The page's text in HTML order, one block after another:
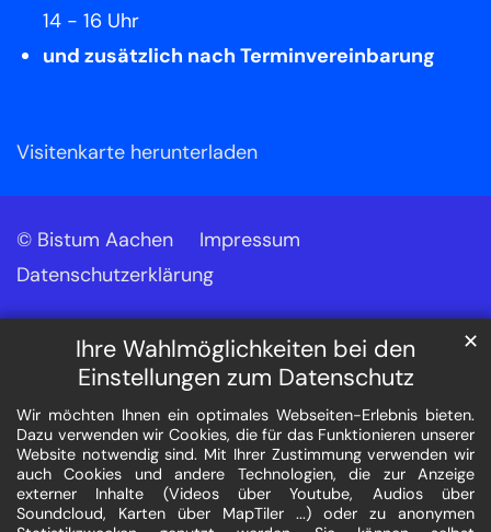
Ihre Wahlmöglichkeiten bei den
Einstellungen zum Datenschutz
Wir möchten Ihnen ein optimales Webseiten-Erlebnis bieten.
Dazu verwenden wir Cookies, die für das Funktionieren unserer
Website notwendig sind. Mit Ihrer Zustimmung verwenden wir
auch Cookies und andere Technologien, die zur Anzeige
externer Inhalte (Videos über Youtube, Audios über
Soundcloud, Karten über MapTiler ...) oder zu anonymen
✕
14 - 16 Uhr
und zusätzlich nach Terminvereinbarung
Visitenkarte herunterladen
© Bistum Aachen
Impressum
Datenschutzerklärung